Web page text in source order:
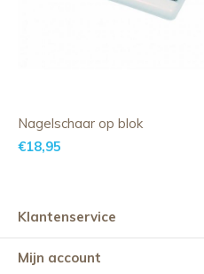
Nagelschaar op blok
€18,95
Klantenservice
Mijn account